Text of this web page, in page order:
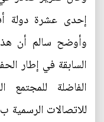
إحدى عشرة دولة
وأوضح سالم أن
السابقة في إطار
الفاضلة للمجتمع
للاتصالات